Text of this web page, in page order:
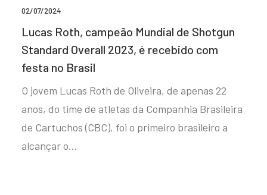
02/07/2024
Lucas Roth, campeão Mundial de Shotgun
Standard Overall 2023, é recebido com
festa no Brasil
O jovem Lucas Roth de Oliveira, de apenas 22
anos, do time de atletas da Companhia Brasileira
de Cartuchos (CBC), foi o primeiro brasileiro a
alcançar o…